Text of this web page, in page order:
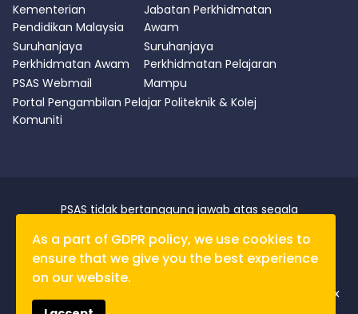
Kementerian
Pendidikan Malaysia
Jabatan Perkhidmatan
Awam
Suruhanjaya
Perkhidmatan Awam
Suruhanjaya
Perkhidmatan Pelajaran
PSAS Webmail
Mampu
Portal Pengambilan Pelajar Politeknik & Kolej
Komuniti
PSAS tidak bertanggung jawab atas segala
diperolehi dari laman portal ini.
Penafian|Dasar Privasi|Dasar Keselamatan|Notis
Hakcipta
Paparan Terbaik: Firefox / Chrome dengan resolusi 1280 x
As a part of GDPR policy, we use cookies to
ensure that we give you the best experience
on our website.